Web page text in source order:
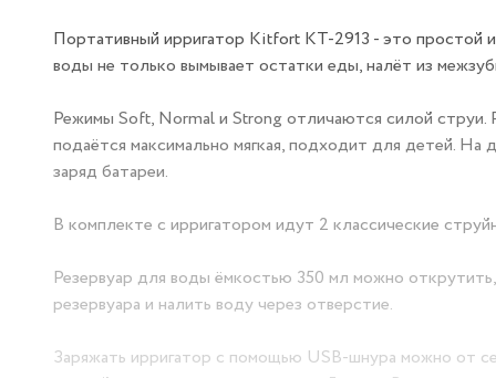
Портативный ирригатор Kitfort КТ-2913 - это простой
воды не только вымывает остатки еды, налёт из
Режимы Soft, Normal и Strong отличаются силой струи.
подаётся максимально мягкая, подходит для детей.
заряд батареи.
В комплекте с ирригатором идут 2 классические
Резервуар для воды ёмкостью 350 мл можно
резервуара и налить воду через отверстие.
Заряжать ирригатор с помощью USB-шнура можно от